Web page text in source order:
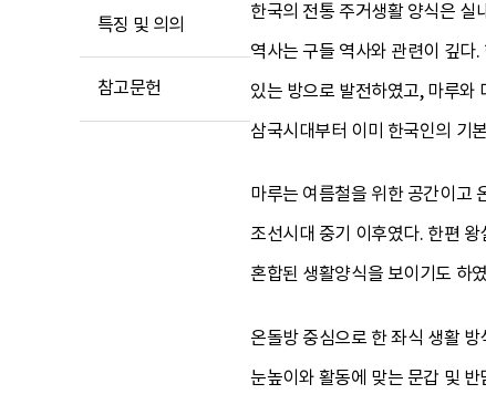
특징 및 의의
참고문헌
한국의 전통 주거생활 양식은 실
역사는 구들 역사와 관련이 깊다
있는 방으로 발전하였고, 마루와
삼국시대부터 이미 한국인의 기
마루는 여름철을 위한 공간이고
조선시대 중기 이후였다. 한편
혼합된 생활양식을 보이기도 하
온돌방 중심으로 한 좌식 생활
눈높이와 활동에 맞는 문갑 및